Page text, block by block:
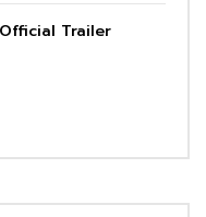
Trailer